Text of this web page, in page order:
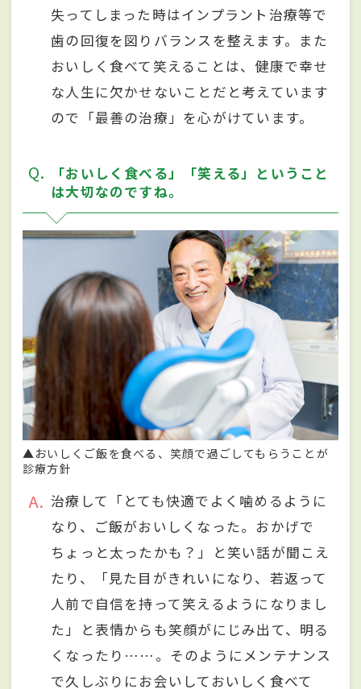
失ってしまった時はインプラント治療等で
歯の回復を図りバランスを整えます。また
おいしく食べて笑えることは、健康で幸せ
な人生に欠かせないことだと考えています
ので「最善の治療」を心がけています。
Q
「おいしく食べる」「笑える」ということ
は大切なのですね。
▲おいしくご飯を食べる、笑顔で過ごしてもらうことが
診療方針
A
治療して「とても快適でよく噛めるように
なり、ご飯がおいしくなった。おかげで
ちょっと太ったかも？」と笑い話が聞こえ
たり、「見た目がきれいになり、若返って
人前で自信を持って笑えるようになりまし
た」と表情からも笑顔がにじみ出て、明る
くなったり……。そのようにメンテナンス
で久しぶりにお会いしておいしく食べて